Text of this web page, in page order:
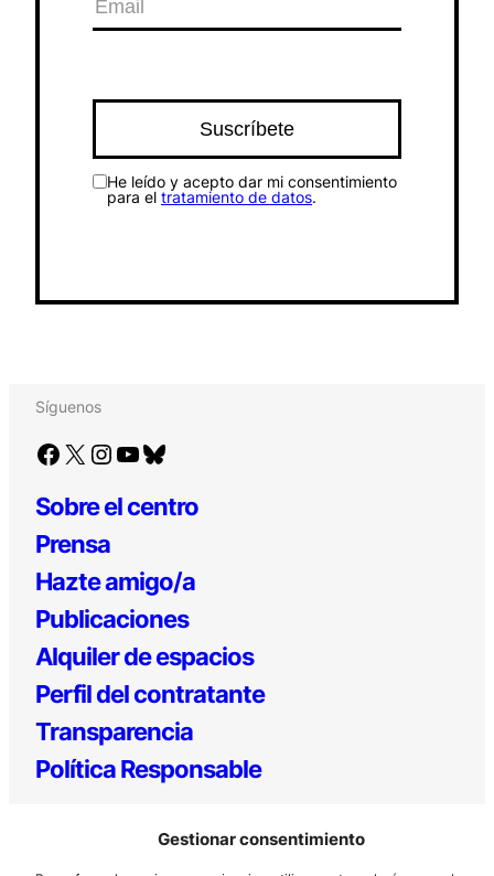
Gestionar consentimiento
He leído y acepto dar mi consentimiento
para el tratamiento de datos.
Síguenos
Facebook X Instagram YouTube Bluesky
Sobre el centro
Prensa
Hazte amigo/a
Publicaciones
Alquiler de espacios
Perfil del contratante
Transparencia
Política Responsable